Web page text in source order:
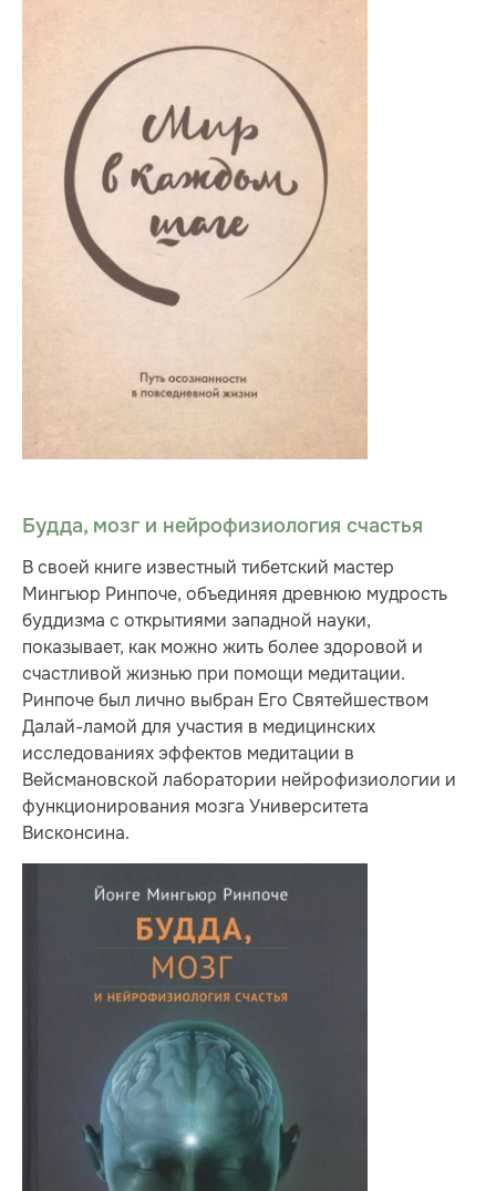
Будда, мозг и нейрофизиология счастья
В своей книге известный тибетский мастер
Мингьюр Ринпоче, объединяя древнюю мудрость
буддизма с открытиями западной науки,
показывает, как можно жить более здоровой и
счастливой жизнью при помощи медитации.
Ринпоче был лично выбран Его Святейшеством
Далай-ламой для участия в медицинских
исследованиях эффектов медитации в
Вейсмановской лаборатории нейрофизиологии и
функционирования мозга Университета
Висконсина.